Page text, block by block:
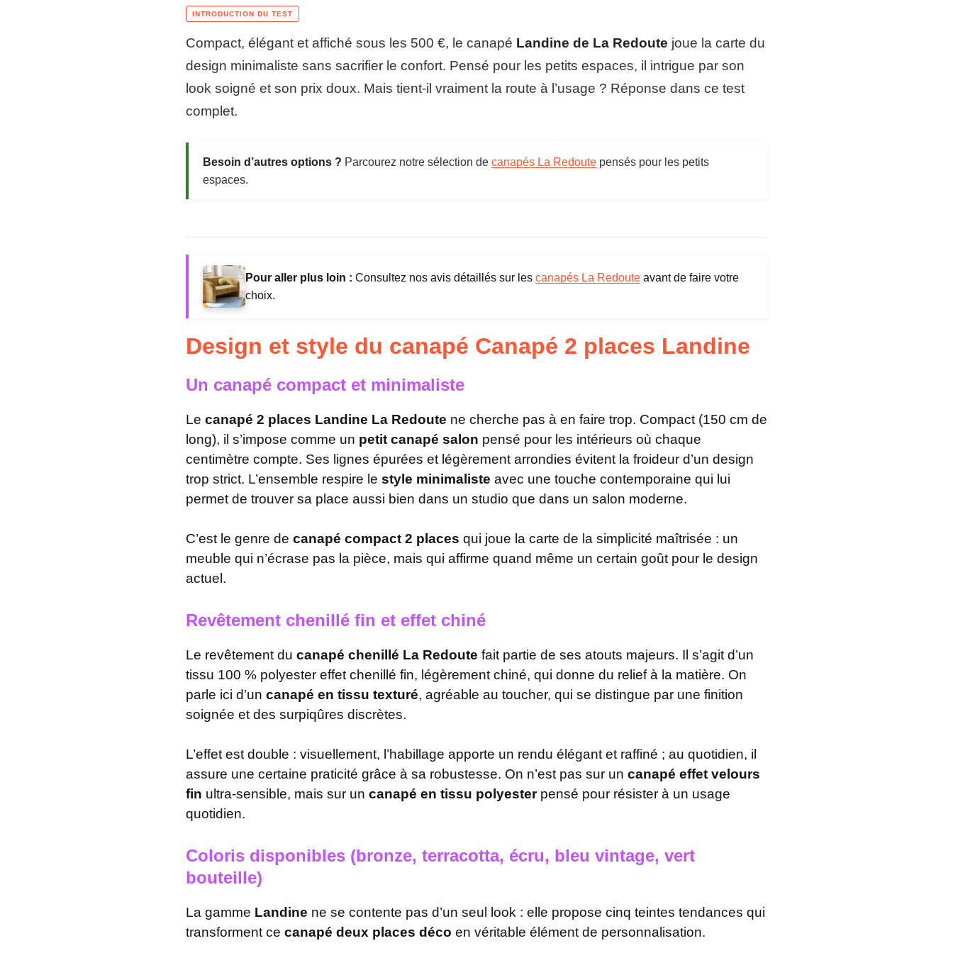
e
a
n
d
a
Prix constate
499 € (prix public) / ~425 € avec La
Compact, élégant et affiché sous les 500 €, le canapé Landine de La Redoute joue la carte du
design minimaliste sans sacrifier le confort. Pensé pour les petits espaces, il intrigue par son
look soigné et son prix doux. Mais tient-il vraiment la route à l’usage ? Réponse dans ce test
complet.
Besoin d’autres options ? Parcourez notre sélection de canapés La Redoute pensés pour les petits
espaces.
Pour aller plus loin : Consultez nos avis détaillés sur les canapés La Redoute avant de faire votre
choix.
Design et style du canapé Canapé 2 places Landine
Un canapé compact et minimaliste
Le canapé 2 places Landine La Redoute ne cherche pas à en faire trop. Compact (150 cm de
long), il s’impose comme un petit canapé salon pensé pour les intérieurs où chaque
centimètre compte. Ses lignes épurées et légèrement arrondies évitent la froideur d’un design
trop strict. L’ensemble respire le style minimaliste avec une touche contemporaine qui lui
permet de trouver sa place aussi bien dans un studio que dans un salon moderne.
C’est le genre de canapé compact 2 places qui joue la carte de la simplicité maîtrisée : un
meuble qui n’écrase pas la pièce, mais qui affirme quand même un certain goût pour le design
actuel.
Revêtement chenillé fin et effet chiné
Le revêtement du canapé chenillé La Redoute fait partie de ses atouts majeurs. Il s’agit d’un
tissu 100 % polyester effet chenillé fin, légèrement chiné, qui donne du relief à la matière. On
parle ici d’un canapé en tissu texturé, agréable au toucher, qui se distingue par une finition
soignée et des surpiqûres discrètes.
L’effet est double : visuellement, l’habillage apporte un rendu élégant et raffiné ; au quotidien, il
assure une certaine praticité grâce à sa robustesse. On n’est pas sur un canapé effet velours
fin ultra-sensible, mais sur un canapé en tissu polyesterpensé pour résister à un usage
quotidien.
Coloris disponibles (bronze, terracotta, écru, bleu vintage, vert
bouteille)
La gamme Landine ne se contente pas d’un seul look : elle propose cinq teintes tendances qui
transforment ce canapé deux places déco en véritable élément de personnalisation.